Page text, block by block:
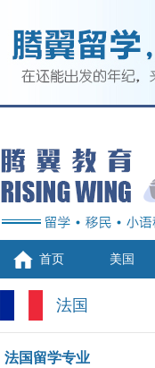
首页 美国
法国
法国留学专业